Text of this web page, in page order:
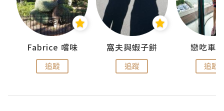
Fabrice 嚐味
追蹤
窩夫與蝦子餅
追蹤
戀吃車
追蹤